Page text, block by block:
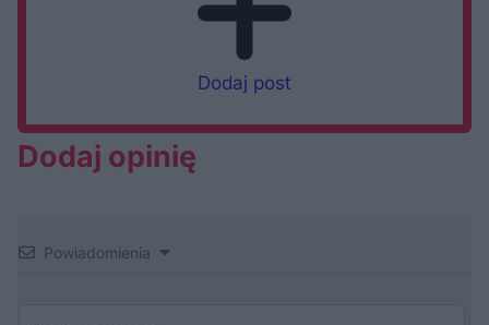
Dodaj post
Dodaj opinię
Powiadomienia